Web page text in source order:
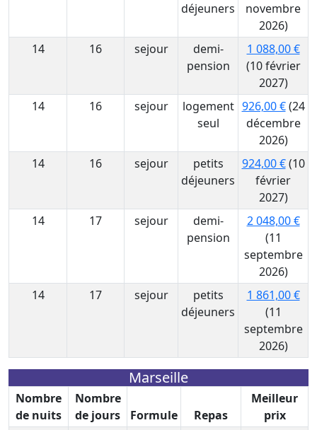
déjeuners
novembre
2026)
14
16 sejour
demi-
pension
1 088,00 €
(10 février
2027)
14
16 sejour
logement
seul
926,00 €(24
décembre
2026)
14
16 sejour
petits
déjeuners
924,00 €(10
février
2027)
14
17 sejour
demi-
pension
2 048,00 €
(11
septembre
2026)
14
17 sejour
petits
déjeuners
1 861,00 €
(11
septembre
2026)
Marseille
Nombre
de nuits
Nombre
de jours
Formule Repas
Meilleur
prix